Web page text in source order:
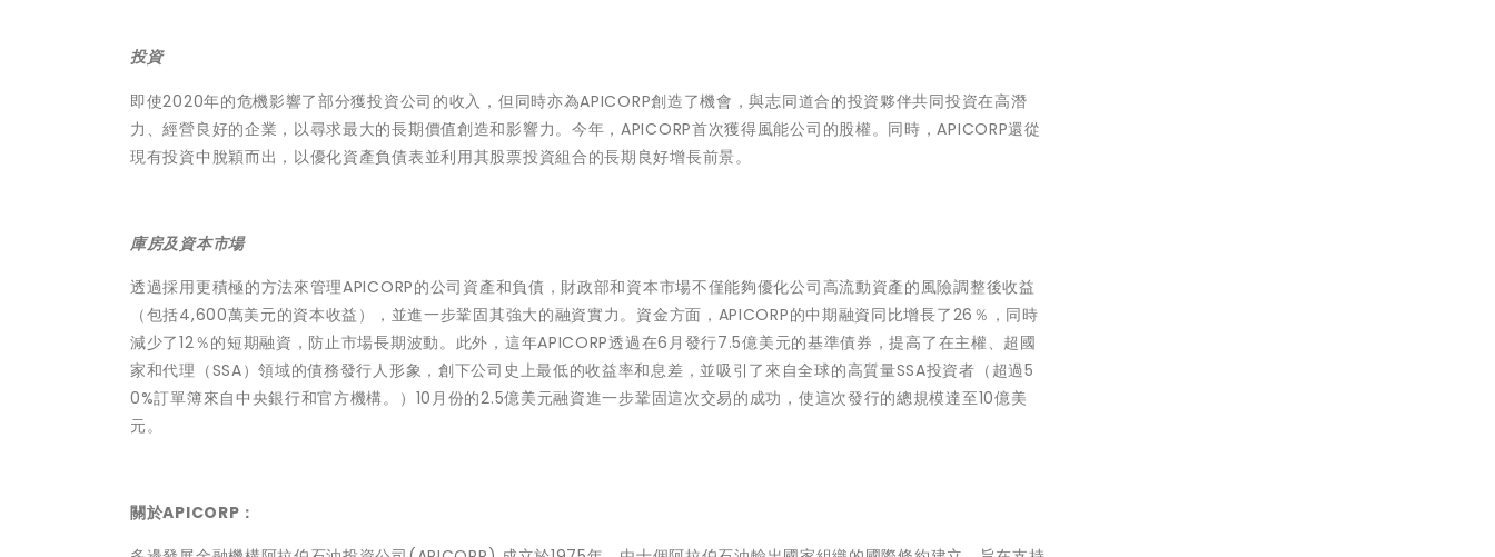
投資
即使2020年的危機影響了部分獲投資公司的收入，但同時亦為APICORP創造了機會，與志同道合的投資夥伴共同投資在高潛
力、經營良好的企業，以尋求最大的長期價值創造和影響力。今年，APICORP首次獲得風能公司的股權。同時，APICORP還從
現有投資中脫穎而出，以優化資產負債表並利用其股票投資組合的長期良好增長前景。
庫房及資本市場
透過採用更積極的方法來管理APICORP的公司資產和負債，財政部和資本市場不僅能夠優化公司高流動資產的風險調整後收益
（包括4,600萬美元的資本收益），並進一步鞏固其強大的融資實力。資金方面，APICORP的中期融資同比增長了26％，同時
減少了12％的短期融資，防止市場長期波動。此外，這年APICORP透過在6月發行7.5億美元的基準債券，提高了在主權、超國
家和代理（SSA）領域的債務發行人形象，創下公司史上最低的收益率和息差，並吸引了來自全球的高質量SSA投資者（超過5
0%訂單簿來自中央銀行和官方機構。）10月份的2.5億美元融資進一步鞏固這次交易的成功，使這次發行的總規模達至10億美
元。
關於APICORP：